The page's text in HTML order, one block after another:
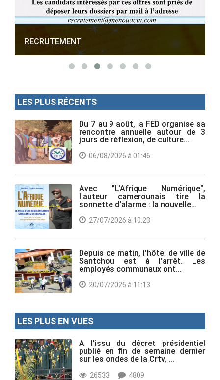
RECRUTEMENT
LES PLUS RÉCENTS
Du 7 au 9 août, la FED organise sa
rencontre annuelle autour de 3
jours de réflexion, de culture...
06/08/2026 à 01:46
Avec "L'Afrique Numérique",
l'auteur camerounais tire la
sonnette d'alarme : la nouvelle...
27/07/2026 à 10:23
Depuis ce matin, l’hôtel de ville de
Santchou est à l’arrêt. Les
employés communaux ont...
20/07/2026 à 11:13
LES PLUS EN VUES
A l’issu du décret présidentiel
publié en fin de semaine dernier
sur les ondes de la Crtv, ...
26533 4809